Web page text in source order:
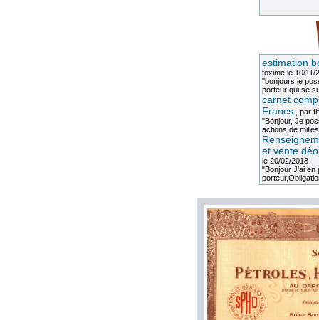
estimation
toximele 10/11/
"bonjours je
porteur qui se
carnet
Francs, par
"Bonjour, Je
actions de
et vente
le 20/02/2018
"Bonjour J'ai en